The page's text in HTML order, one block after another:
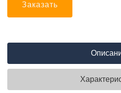
Заказать